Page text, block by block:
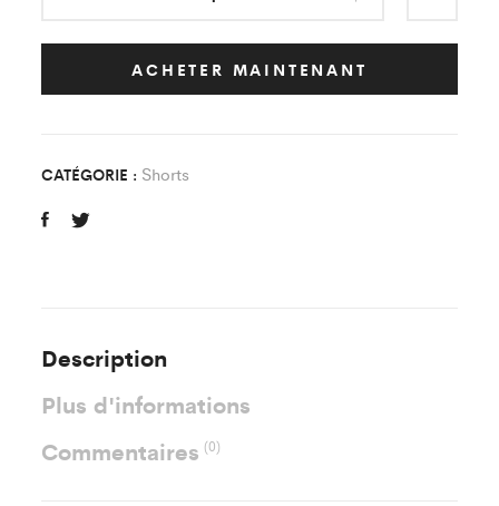
Petrus
Enfant
ACHETER MAINTENANT
CATÉGORIE : Shorts
Description
Plus d'informations
Commentaires(0)